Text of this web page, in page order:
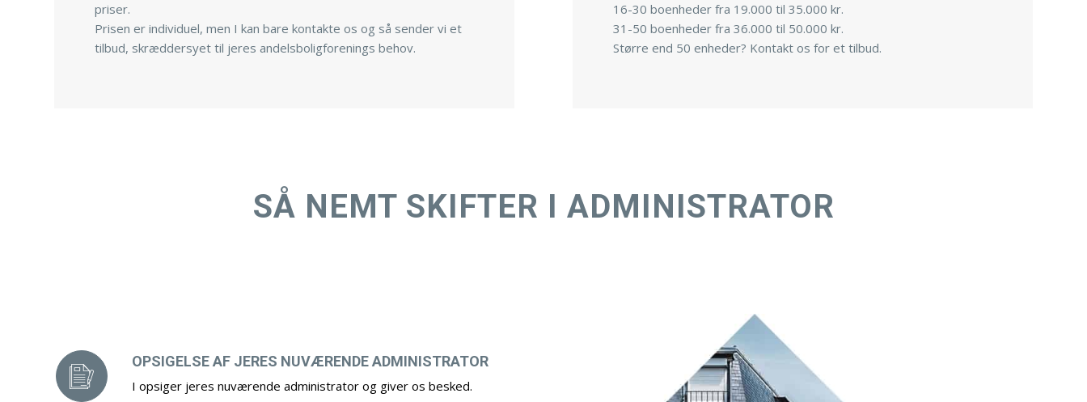
priser.
Prisen er individuel, men I kan bare kontakte os og så sender vi et
tilbud, skræddersyet til jeres andelsboligforenings behov.
16-30 boenheder fra 19.000 til 35.000 kr.
31-50 boenheder fra 36.000 til 50.000 kr.
Større end 50 enheder? Kontakt os for et tilbud.
SÅ NEMT SKIFTER I ADMINISTRATOR
OPSIGELSE AF JERES NUVÆRENDE ADMINISTRATOR
I opsiger jeres nuværende administrator og giver os besked.